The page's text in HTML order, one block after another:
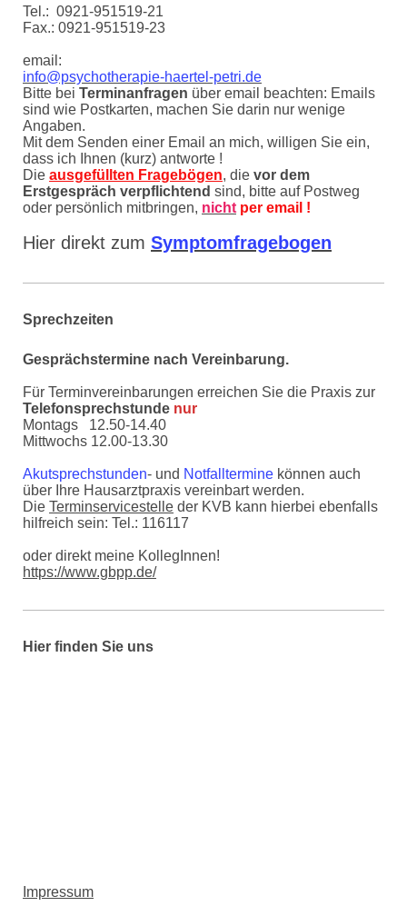
Tel.: 0921-951519-21
Fax.: 0921-951519-23
email:
info@psychotherapie-haertel-petri.de
Bitte bei Terminanfragen über email beachten: Emails
sind wie Postkarten, machen Sie darin nur wenige
Angaben.
Mit dem Senden einer Email an mich, willigen Sie ein,
dass ich Ihnen (kurz) antworte !
Die ausgefüllten Fragebögen, die vor dem
Erstgespräch verpflichtend sind, bitte auf Postweg
oder persönlich mitbringen, nicht per email !
Hier direkt zum Symptomfragebogen
Sprechzeiten
Gesprächstermine nach Vereinbarung.
Für Terminvereinbarungen erreichen Sie die Praxis zur
Telefonsprechstunde nur
Montags 12.50-14.40
Mittwochs 12.00-13.30
Akutsprechstunden- und Notfalltermine können auch
über Ihre Hausarztpraxis vereinbart werden.
Die Terminservicestelle der KVB kann hierbei ebenfalls
hilfreich sein: Tel.: 116117
oder direkt meine KollegInnen!
https://www.gbpp.de/
Hier finden Sie uns
Impressum